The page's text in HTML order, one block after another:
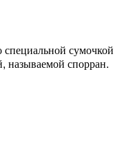
специальной сумочкой
называемой спорран.